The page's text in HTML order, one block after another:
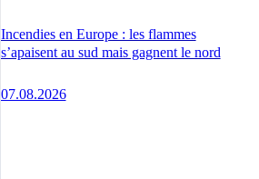
Incendies en Europe : les flammes
s’apaisent au sud mais gagnent le nord
07.08.2026